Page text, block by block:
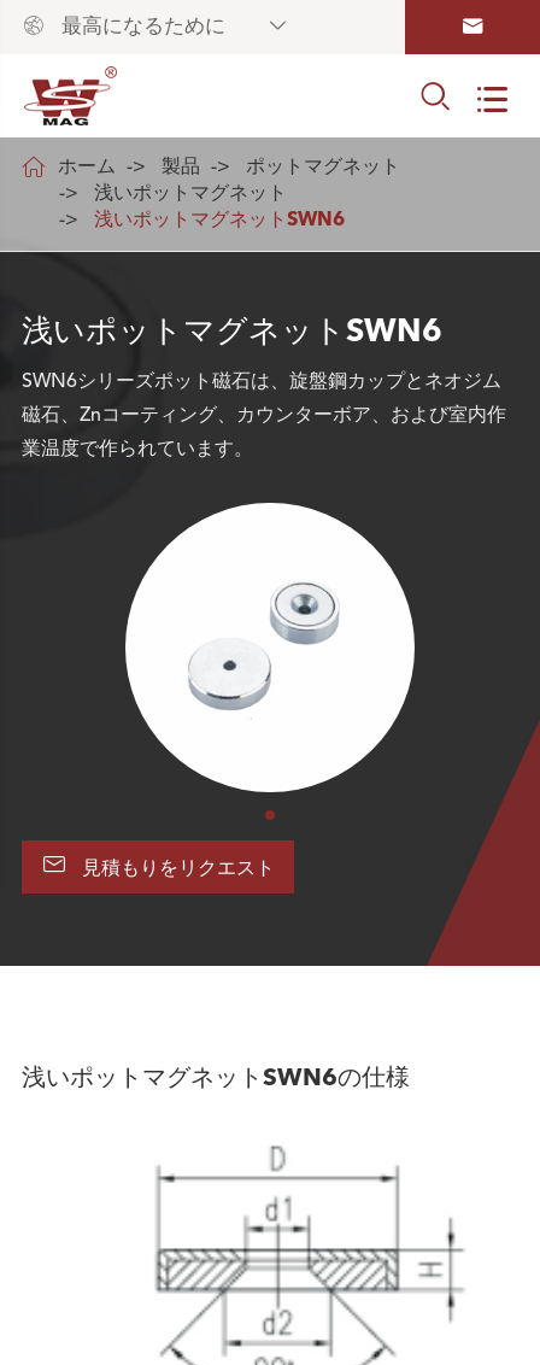
 最高になるために  
 
 ホーム 製品
ポットマグネット
浅いポットマグネット
浅いポットマグネットSWN6
浅いポットマグネットSWN6
SWN6シリーズポット磁石は、旋盤鋼カップとネオジム
磁石、Znコーティング、カウンターボア、および室内作
業温度で作られています。
 見積もりをリクエスト
浅いポットマグネットSWN6の仕様